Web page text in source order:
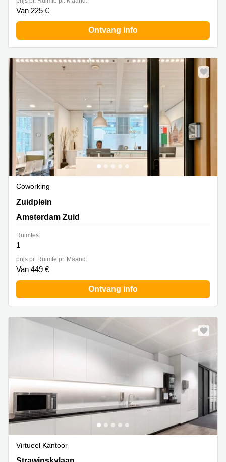
Van 225 €
Ontvang info
Coworking
Zuidplein 36,H Toren, Amsterdam Zuid
Zuidplein
Amsterdam Zuid
Ruimtes:
1
prijs pr. Ruimte pr. Maand:
Van 449 €
Ontvang info
Virtueel Kantoor
Strawinskylaan 3051,Atrium Building, Amsterdam Zuid